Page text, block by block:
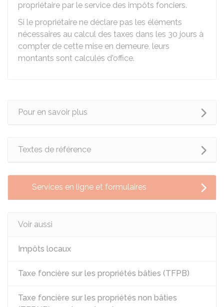
propriétaire par le service des impôts fonciers.
Si le propriétaire ne déclare pas les éléments
nécessaires au calcul des taxes dans les 30 jours à
compter de cette mise en demeure, leurs
montants sont calculés d'office.
Pour en savoir plus
Textes de référence
Services en ligne et formulaires
Voir aussi
Impôts locaux
Taxe foncière sur les propriétés bâties (TFPB)
Taxe foncière sur les propriétés non bâties